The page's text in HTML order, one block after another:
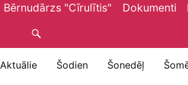
Bērnudārzs "Cīrulītis" Dokumenti
Aktuālie Šodien Šonedēļ